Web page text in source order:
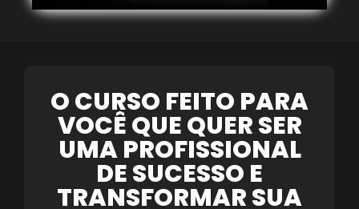
O CURSO FEITO PARA
VOCÊ QUE QUER SER
UMA PROFISSIONAL
DE SUCESSO E
TRANSFORMAR SUA